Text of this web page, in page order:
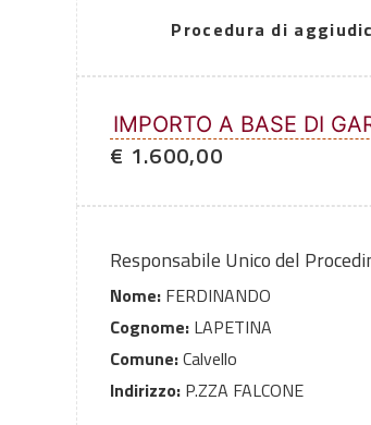
Procedura di
IMPORTO A BASE DI
€ 1.600,00
Responsabile Unico del
Nome: FERDINANDO
Cognome: LAPETINA
Comune:Calvello
Indirizzo: P.ZZA FALCONE